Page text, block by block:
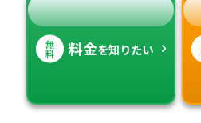
無
料 料金を知りたい